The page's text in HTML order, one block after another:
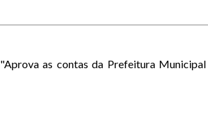
"Aprova as contas da Prefeitura